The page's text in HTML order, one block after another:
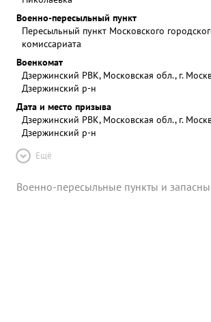
Военно-пересыльный пункт
Пересыльный пункт Московского
комиссариата
Военкомат
Дзержинский РВК, Московская обл., г.
Дзержинский р-н
Дата и место призыва
Дзержинский РВК, Московская обл., г.
Дзержинский р-н
Ещё
Военно-пересыльные пункты и